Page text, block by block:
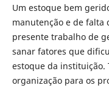
Um estoque bem
manutenção e de falta
presente trabalho de
sanar fatores que
estoque da instituição.
organização para os